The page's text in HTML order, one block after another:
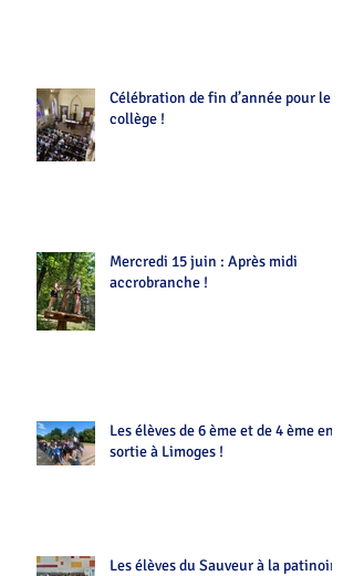
Célébration de fin d’année pour le
collège !
Mercredi 15 juin : Après midi
accrobranche !
Les élèves de 6 ème et de 4 ème en
sortie à Limoges !
Les élèves du Sauveur à la patinoire